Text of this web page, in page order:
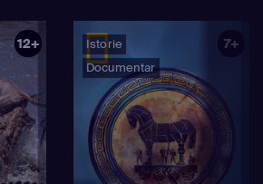
12+
Istorie
Documentar
7+